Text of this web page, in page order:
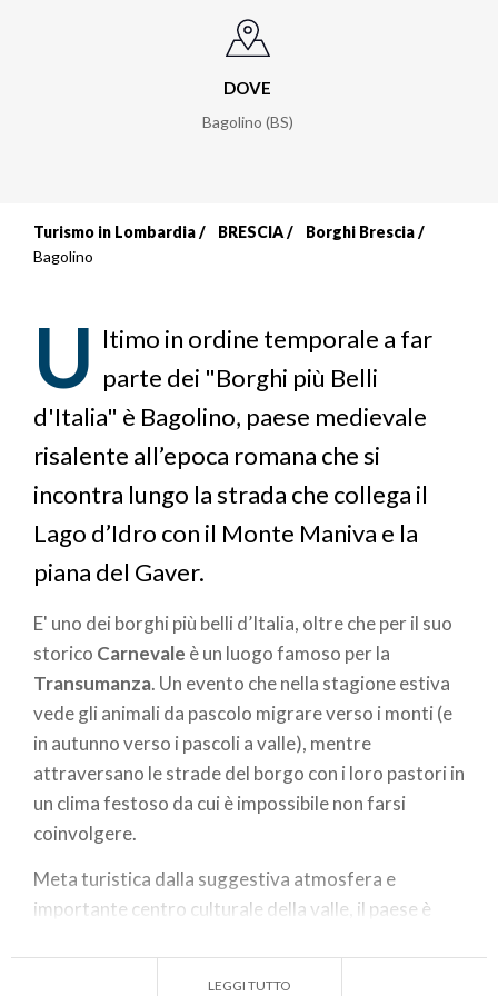
DOVE
Bagolino (BS)
Briciole
pane
Turismo in Lombardia BRESCIA
Borghi Brescia
Bagolino
U ltimo in ordine temporale a far
parte dei "Borghi più Belli
d'Italia" è Bagolino, paese medievale
risalente all’epoca romana che si
incontra lungo la strada che collega il
Lago d’Idro con il Monte Maniva e la
piana del Gaver.
E' uno dei borghi più belli d’Italia, oltre che per il suo
storico Carnevale è un luogo famoso per la
Transumanza. Un evento che nella stagione estiva
vede gli animali da pascolo migrare verso i monti (e
in autunno verso i pascoli a valle), mentre
attraversano le strade del borgo con i loro pastori in
un clima festoso da cui è impossibile non farsi
coinvolgere.
Meta turistica dalla suggestiva atmosfera e
importante centro culturale della valle, il paese è
LEGGI TUTTO